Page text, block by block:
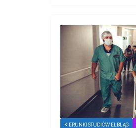
KIERUNKI STUDIÓW ELBLĄG